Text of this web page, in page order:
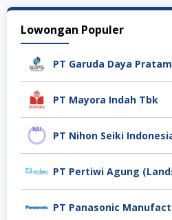
Lowongan Populer
PT Garuda Daya
PT Mayora Indah Tbk
PT Nihon Seiki
PT Pertiwi Agung
PT Panasonic